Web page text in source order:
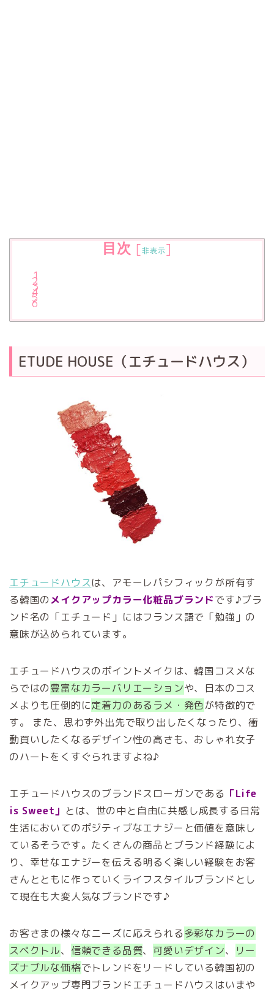
目次 [非表示]
ETUDE HOUSE（エチュードハウス）
エチュードハウスは、アモーレパシフィックが所有す
る韓国のメイクアップカラー化粧品ブランドです♪ブラ
ンド名の「エチュード」にはフランス語で「勉強」の
意味が込められています。
エチュードハウスのポイントメイクは、韓国コスメな
らではの豊富なカラーバリエーションや、日本のコス
メよりも圧倒的に定着力のあるラメ・発色が特徴的で
す。 また、思わず外出先で取り出したくなったり、衝
動買いしたくなるデザイン性の高さも、おしゃれ女子
のハートをくすぐられますよね♪
エチュードハウスのブランドスローガンである 「Life
is Sweet」 とは、世の中と自由に共感し成長する日常
生活においてのポジティブなエナジーと価値を意味し
ているそうです。たくさんの商品とブランド経験によ
り、幸せなエナジーを伝える明るく楽しい経験をお客
さんとともに作っていくライフスタイルブランドとし
て現在も大変人気なブランドです♪
お客さまの様々なニーズに応えられる多彩なカラーの
スペクトル、 信頼できる品質、 可愛いデザイン、
リー
ズナブルな価格でトレンドをリードしている韓国初の
メイクアップ専門ブランドエチュードハウスはいまや